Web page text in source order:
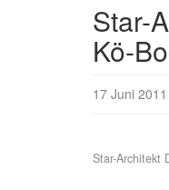
Star-
Kö-
17 Juni
Star-Architekt